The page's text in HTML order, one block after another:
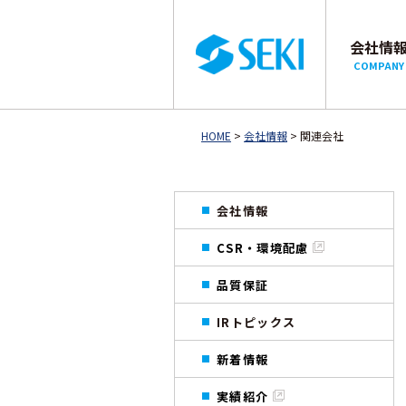
会社情
COMPANY
HOME > 会社情報 > 関連会社
会社情報
CSR・環境配慮
品質保証
IRトピックス
新着情報
実績紹介